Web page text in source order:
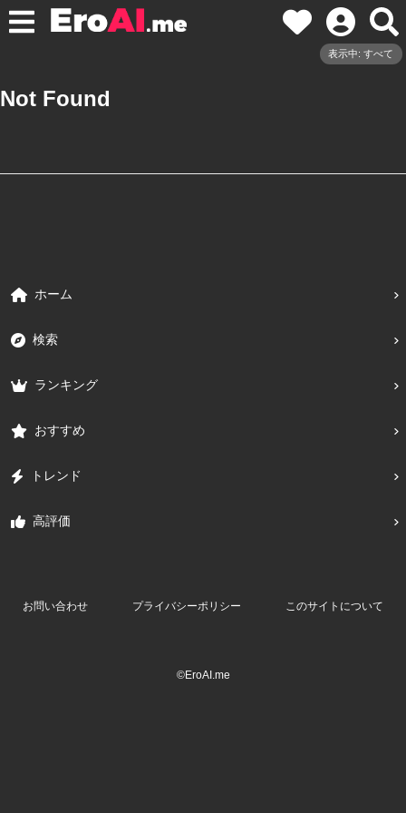
表示中: すべて
Not Found
ホーム
検索
ランキング
おすすめ
トレンド
高評価
お問い合わせ プライバシーポリシー このサイトについて
©EroAI.me